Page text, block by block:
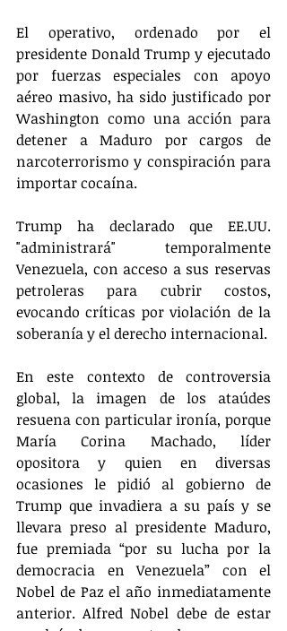
El operativo, ordenado por el
presidente Donald Trump y ejecutado
por fuerzas especiales con apoyo
aéreo masivo, ha sido justificado por
Washington como una acción para
detener a Maduro por cargos de
narcoterrorismo y conspiración para
importar cocaína.
Trump ha declarado que EE.UU.
"administrará" temporalmente
Venezuela, con acceso a sus reservas
petroleras para cubrir costos,
evocando críticas por violación de la
soberanía y el derecho internacional.
En este contexto de controversia
global, la imagen de los ataúdes
resuena con particular ironía, porque
María Corina Machado, líder
opositora y quien en diversas
ocasiones le pidió al gobierno de
Trump que invadiera a su país y se
llevara preso al presidente Maduro,
fue premiada “por su lucha por la
democracia en Venezuela” con el
Nobel de Paz el año inmediatamente
anterior. Alfred Nobel debe de estar